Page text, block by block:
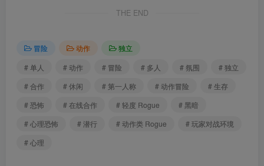
THE END
冒险 动作
独立
# 单人
# 动作 # 冒险 # 多人 # 氛围
# 独立
# 合作
# 休闲 # 第一人称 # 动作冒险
# 生存
# 恐怖
# 在线合作 # 轻度 Rogue
# 黑暗
# 心理恐怖
# 潜行 # 动作类 Rogue
# 玩家对战环境
# 心理